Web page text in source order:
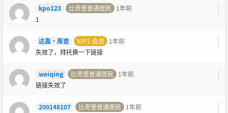
kpo123 比奇堡普通居民
1年前
1
达轰·库查 VIP1-会员
1年前
失效了，拜托换一下链接
weiqing 比奇堡普通居民
1年前
链接失效了
200148107 比奇堡普通居民
1年前